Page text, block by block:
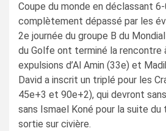
Coupe du monde en déclassant
complètement dépassé par les
2e journée du groupe B du
du Golfe ont terminé la rencontre
expulsions d’Al Amin (33e) et
David a inscrit un triplé pour les
45e+3 et 90e+2), qui devront
sans Ismael Koné pour la suite du
sortie sur civière.